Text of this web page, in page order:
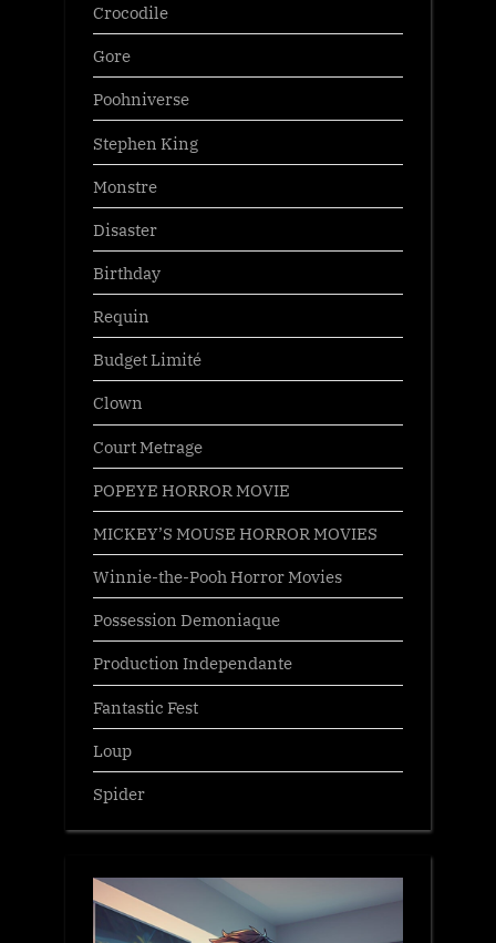
Crocodile
Gore
Poohniverse
Stephen King
Monstre
Disaster
Birthday
Requin
Budget Limité
Clown
Court Metrage
POPEYE HORROR MOVIE
MICKEY’S MOUSE HORROR MOVIES
Winnie-the-Pooh Horror Movies
Possession Demoniaque
Production Independante
Fantastic Fest
Loup
Spider